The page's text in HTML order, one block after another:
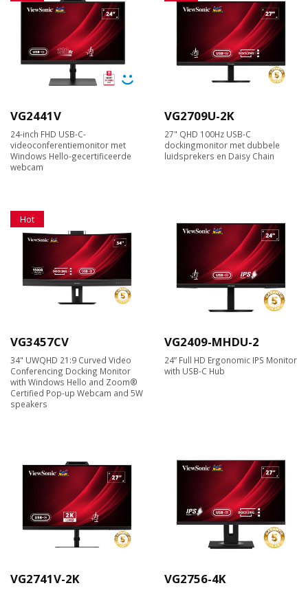
VG2441V
24-inch FHD USB-C-
videoconferentiemonitor met
Windows Hello-gecertificeerde
webcam
VG2709U-2K
27" QHD 100Hz USB-C
dockingmonitor met dubbele
luidsprekers en Daisy Chain
Hot
VG3457CV
34" UWQHD 21:9 Curved Video
Conferencing Docking Monitor
with Windows Hello and Zoom®
Certified Pop-up Webcam and 5W
speakers
VG2409-MHDU-2
24” Full HD Ergonomic IPS Monitor
with USB-C Hub
VG2741V-2K VG2756-4K